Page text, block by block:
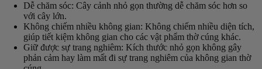
Dễ chăm sóc: Cây cảnh nhỏ gọn thường dễ chăm sóc hơn so
với cây lớn.
Không chiếm nhiều không gian: Không chiếm nhiều diện tích,
giúp tiết kiệm không gian cho các vật phẩm thờ cúng khác.
Giữ được sự trang nghiêm: Kích thước nhỏ gọn không gây
phản cảm hay làm mất đi sự trang nghiêm của không gian thờ